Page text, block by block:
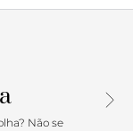
traz recorte
Possui costura
Não se